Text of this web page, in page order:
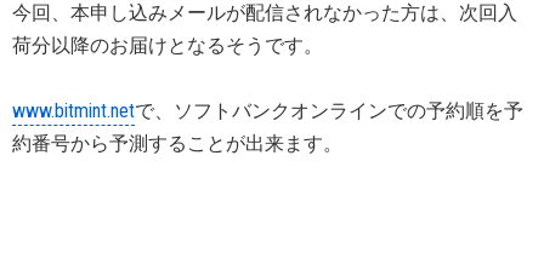
今回、本申し込みメールが配信されなかった方は、次回入
荷分以降のお届けとなるそうです。
www.bitmint.netで、ソフトバンクオンラインでの予約順を予
約番号から予測することが出来ます。